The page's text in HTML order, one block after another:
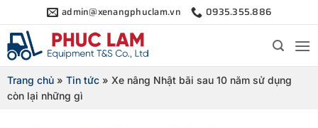
qua
nội
dung
admin@xenangphuclam.vn 0935.355.886
Trang chủ » Tin tức » Xe nâng Nhật bãi sau 10 năm sử dụng
còn lại những gì